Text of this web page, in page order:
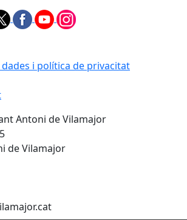
i política de privacitat
Antoni de Vilamajor
de Vilamajor